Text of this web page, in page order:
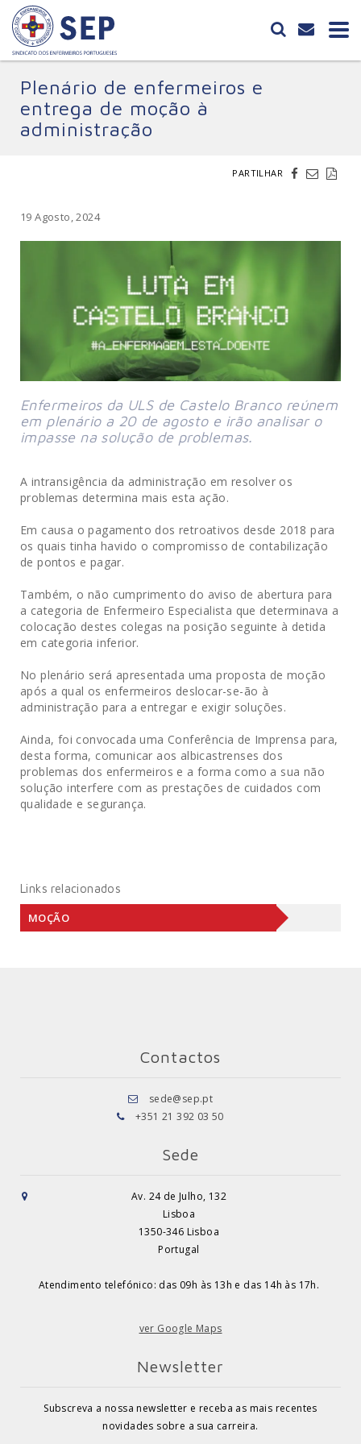
Plenário de enfermeiros e
entrega de moção à
administração
PARTILHAR
19 Agosto, 2024
Enfermeiros da ULS de Castelo Branco reúnem
em plenário a 20 de agosto e irão analisar o
impasse na solução de problemas.
A intransigência da administração em resolver os
problemas determina mais esta ação.
Em causa o pagamento dos retroativos desde 2018 para
os quais tinha havido o compromisso de contabilização
de pontos e pagar.
Também, o não cumprimento do aviso de abertura para
a categoria de Enfermeiro Especialista que determinava a
colocação destes colegas na posição seguinte à detida
em categoria inferior.
No plenário será apresentada uma proposta de moção
após a qual os enfermeiros deslocar-se-ão à
administração para a entregar e exigir soluções.
Ainda, foi convocada uma Conferência de Imprensa para,
desta forma, comunicar aos albicastrenses dos
problemas dos enfermeiros e a forma como a sua não
solução interfere com as prestações de cuidados com
qualidade e segurança.
Links relacionados
MOÇÃO
Contactos
sede@sep.pt
+351 21 392 03 50
Sede
Av. 24 de Julho, 132
Lisboa
1350-346 Lisboa
Portugal
Atendimento telefónico: das 09h às 13h e das 14h às 17h.
ver Google Maps
Newsletter
Subscreva a nossa newsletter e receba as mais recentes
novidades sobre a sua carreira.